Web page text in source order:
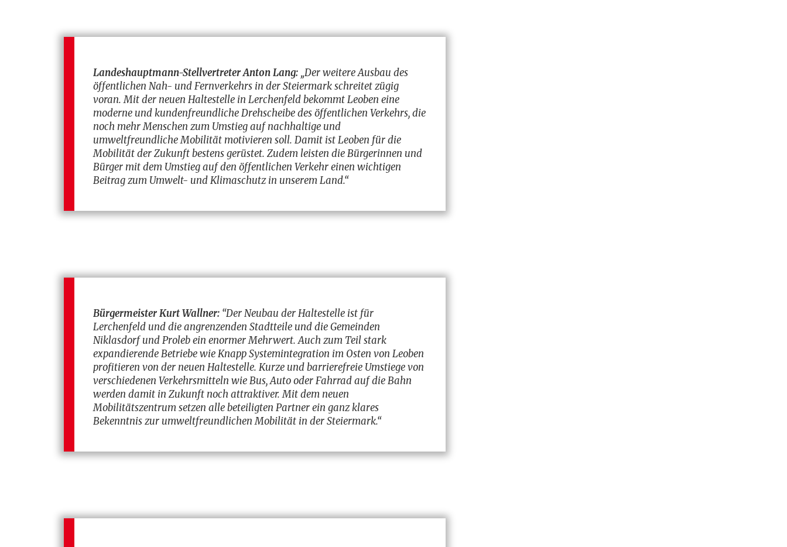
Landeshauptmann-Stellvertreter Anton Lang: „Der weitere Ausbau des
öffentlichen Nah- und Fernverkehrs in der Steiermark schreitet zügig
voran. Mit der neuen Haltestelle in Lerchenfeld bekommt Leoben eine
moderne und kundenfreundliche Drehscheibe des öffentlichen Verkehrs, die
noch mehr Menschen zum Umstieg auf nachhaltige und
umweltfreundliche Mobilität motivieren soll. Damit ist Leoben für die
Mobilität der Zukunft bestens gerüstet. Zudem leisten die Bürgerinnen und
Bürger mit dem Umstieg auf den öffentlichen Verkehr einen wichtigen
Beitrag zum Umwelt- und Klimaschutz in unserem Land.“
Bürgermeister Kurt Wallner: “Der Neubau der Haltestelle ist für
Lerchenfeld und die angrenzenden Stadtteile und die Gemeinden
Niklasdorf und Proleb ein enormer Mehrwert. Auch zum Teil stark
expandierende Betriebe wie Knapp Systemintegration im Osten von Leoben
profitieren von der neuen Haltestelle. Kurze und barrierefreie Umstiege von
verschiedenen Verkehrsmitteln wie Bus, Auto oder Fahrrad auf die Bahn
werden damit in Zukunft noch attraktiver. Mit dem neuen
Mobilitätszentrum setzen alle beteiligten Partner ein ganz klares
Bekenntnis zur umweltfreundlichen Mobilität in der Steiermark.“